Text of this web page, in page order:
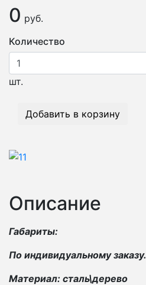
0 руб.
Количество
шт.
Добавить в корзину
Описание
Габариты:
По индивидуальному заказу.
Материал: сталь\дерево